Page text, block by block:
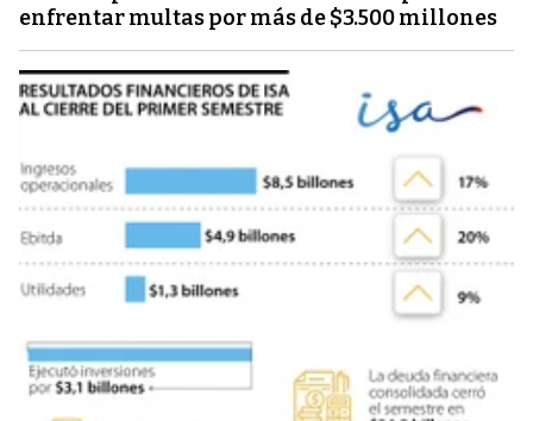
enfrentar multas por más de $3.500 millones